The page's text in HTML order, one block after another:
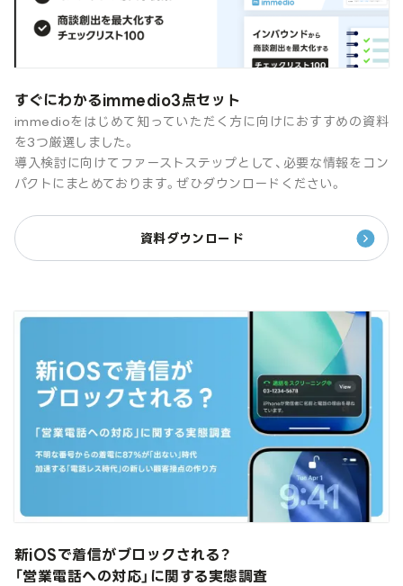
すぐにわかるimmedio3点セット
immedioをはじめて知っていただく方に向けにおすすめの資料
を3つ厳選しました。
導入検討に向けてファーストステップとして、必要な情報をコン
パクトにまとめております。ぜひダウンロードください。
資料ダウンロード
新iOSで着信がブロックされる？
「営業電話への対応」に関する実態調査